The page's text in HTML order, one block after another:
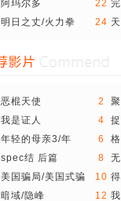
阿玛尔多 22
明日之丈/火力拳
24
恶棍天使 2
我是证人 4
年轻的母亲3/年
轻..
6
spec结 后篇 8
美国骗局/美国式骗
局
10
暗域/隐峰 12